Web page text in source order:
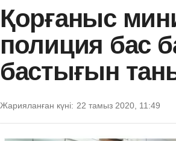
Қорғаныс
полиция бас
бастығын
Жарияланған күні: 22 тамыз 2020, 11:49